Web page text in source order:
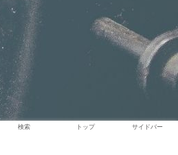
検索 トップ サイドバー